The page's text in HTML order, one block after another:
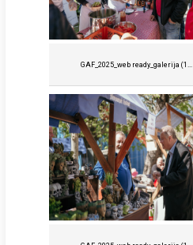
GAF_2025_web ready_galerija (1...